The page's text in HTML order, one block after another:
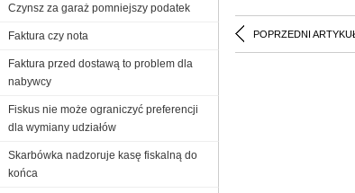
POPRZEDNI
Czynsz za garaż pomniejszy podatek
Faktura czy nota
Faktura przed dostawą to problem dla
nabywcy
Fiskus nie może ograniczyć preferencji
dla wymiany udziałów
Skarbówka nadzoruje kasę fiskalną do
końca